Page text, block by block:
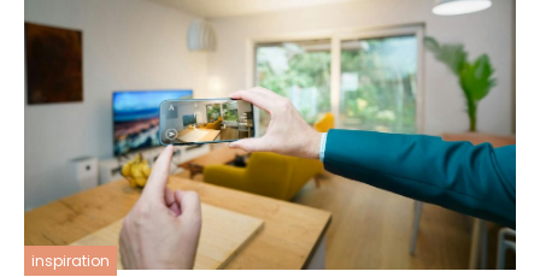
inspiration